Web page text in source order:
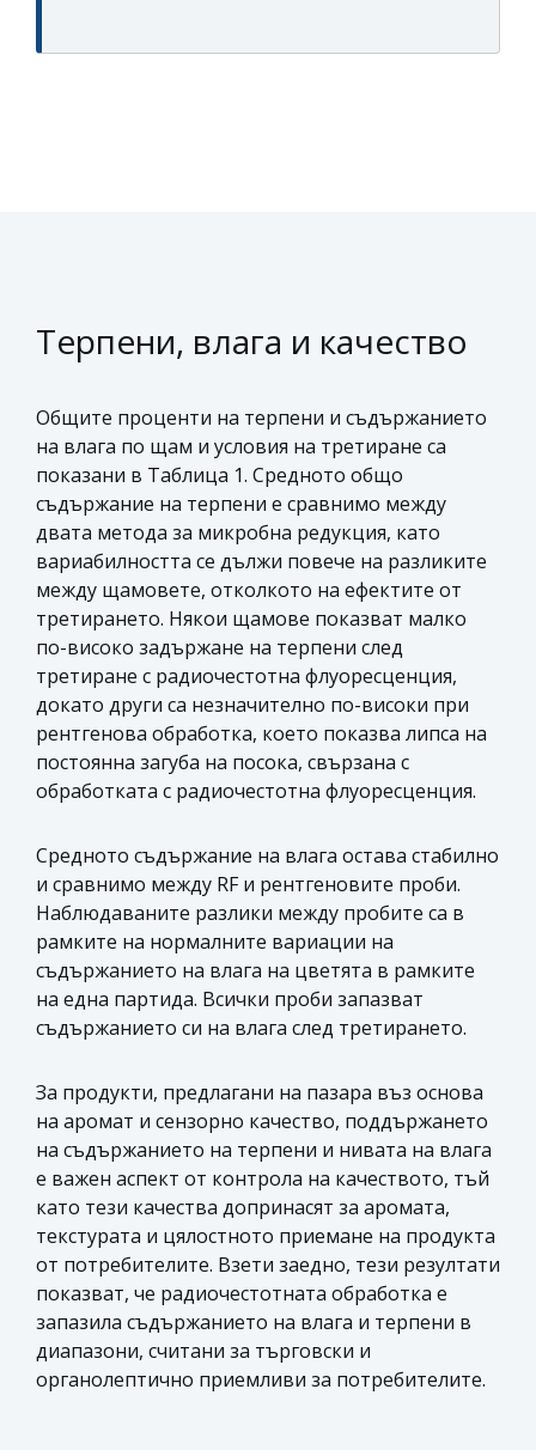
Терпени, влага и качество
Общите проценти на терпени и съдържанието
на влага по щам и условия на третиране са
показани в Таблица 1. Средното общо
съдържание на терпени е сравнимо между
двата метода за микробна редукция, като
вариабилността се дължи повече на разликите
между щамовете, отколкото на ефектите от
третирането. Някои щамове показват малко
по-високо задържане на терпени след
третиране с радиочестотна флуоресценция,
докато други са незначително по-високи при
рентгенова обработка, което показва липса на
постоянна загуба на посока, свързана с
обработката с радиочестотна флуоресценция.
Средното съдържание на влага остава стабилно
и сравнимо между RF и рентгеновите проби.
Наблюдаваните разлики между пробите са в
рамките на нормалните вариации на
съдържанието на влага на цветята в рамките
на една партида. Всички проби запазват
съдържанието си на влага след третирането.
За продукти, предлагани на пазара въз основа
на аромат и сензорно качество, поддържането
на съдържанието на терпени и нивата на влага
е важен аспект от контрола на качеството, тъй
като тези качества допринасят за аромата,
текстурата и цялостното приемане на продукта
от потребителите. Взети заедно, тези резултати
показват, че радиочестотната обработка е
запазила съдържанието на влага и терпени в
диапазони, считани за търговски и
органолептично приемливи за потребителите.